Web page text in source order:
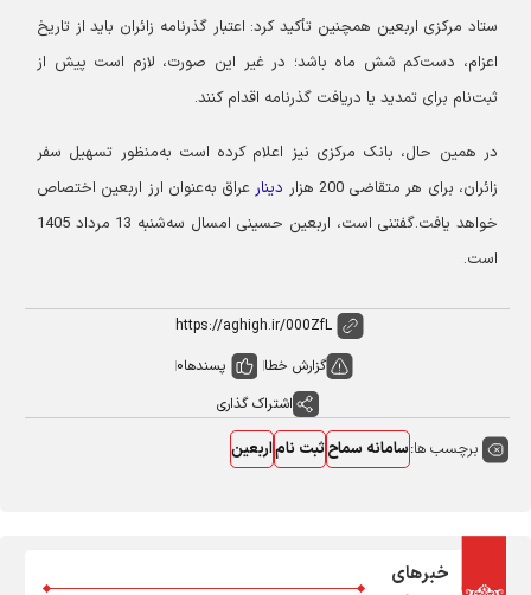
ستاد مرکزی اربعین همچنین تأکید کرد: اعتبار گذرنامه زائران باید از تاریخ
اعزام، دست‌کم شش ماه باشد؛ در غیر این صورت، لازم است پیش از
ثبت‌نام برای تمدید یا دریافت گذرنامه اقدام کنند.
در همین حال، بانک مرکزی نیز اعلام کرده است به‌منظور تسهیل سفر
زائران، برای هر متقاضی 200 هزار
دینارعراق به‌عنوان ارز اربعین اختصاص
خواهد یافت.گفتنی است، اربعین حسینی امسال سه‌شنبه 13 مرداد 1405
است.
گزارش خطا پسندها0
اشتراک گذاری
برچسب ها:سامانه سماحثبت ناماربعین
خبرهای